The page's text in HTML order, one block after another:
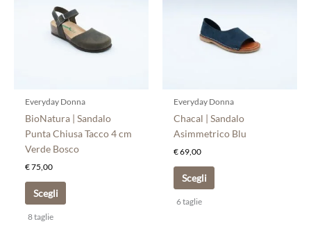
Everyday Donna
BioNatura | Sandalo
Punta Chiusa Tacco 4 cm
Verde Bosco
€75,00
Scegli
più
varianti.
Le
opzioni
scelte
nella
pagina
8 taglie
Everyday Donna
Chacal | Sandalo
Asimmetrico Blu
€69,00
Scegli
varianti.
Le
opzioni
scelte
nella
pagina
6 taglie